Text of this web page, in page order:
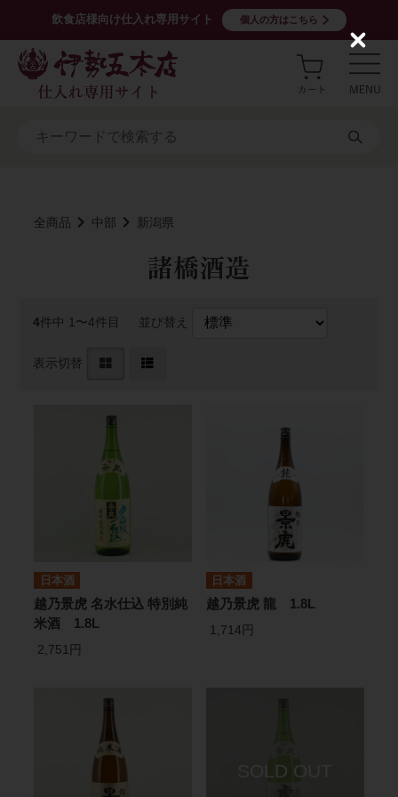
飲食店様向け仕入れ専用サイト 個人の方はこちら
全商品 中部 新潟県
諸橋酒造
4件中 1〜4件目 並び替え
表示切替
日本酒
越乃景虎 名水仕込 特別純
米酒 1.8L
2,751円
日本酒
越乃景虎 龍 1.8L
1,714円
C
l
s